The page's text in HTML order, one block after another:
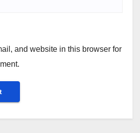
and website in this browser for